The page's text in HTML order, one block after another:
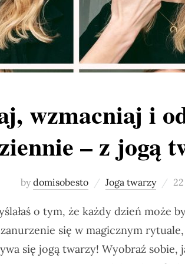
wzmacniaj i
– z jogą
bydomisobesto Joga twarzy
o tym, że ​​każdy dzień może
się w magicznym
się jogą twarzy! Wyobraź